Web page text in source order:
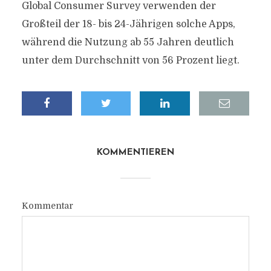
Global Consumer Survey verwenden der
Großteil der 18- bis 24-Jährigen solche Apps,
während die Nutzung ab 55 Jahren deutlich
unter dem Durchschnitt von 56 Prozent liegt.
KOMMENTIEREN
Kommentar